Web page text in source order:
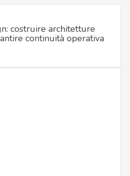
costruire architetture
continuità operativa